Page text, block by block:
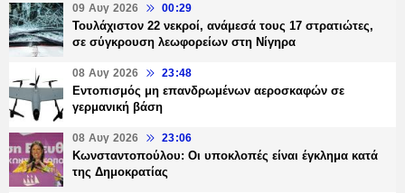
09 Αυγ 2026 00:29
Τουλάχιστον 22 νεκροί, ανάμεσά τους 17 στρατιώτες,
σε σύγκρουση λεωφορείων στη Νίγηρα
08 Αυγ 2026 23:48
Εντοπισμός μη επανδρωμένων αεροσκαφών σε
γερμανική βάση
08 Αυγ 2026 23:06
Κωνσταντοπούλου: Οι υποκλοπές είναι έγκλημα κατά
της Δημοκρατίας